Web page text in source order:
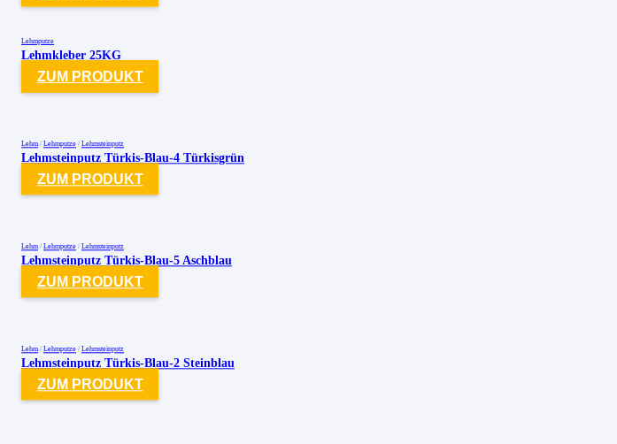
Lehmputze
Lehmkleber 25KG
ZUM PRODUKT
Lehm / Lehmputze / Lehmsteinputz
Lehmsteinputz Türkis-Blau-4 Türkisgrün
ZUM PRODUKT
Lehm / Lehmputze / Lehmsteinputz
Lehmsteinputz Türkis-Blau-5 Aschblau
ZUM PRODUKT
Lehm / Lehmputze / Lehmsteinputz
Lehmsteinputz Türkis-Blau-2 Steinblau
ZUM PRODUKT